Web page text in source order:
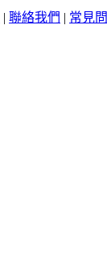
| 聯絡我們 | 常見